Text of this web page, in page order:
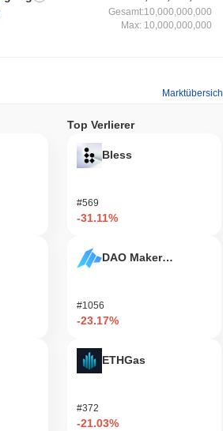
Gesamt:10,000,000,000
Max: 10,000,000,000
Top Verlierer
Bless
#569
-31.11%
DAO Maker Token
#1056
-23.17%
ETHGas
#372
-21.03%